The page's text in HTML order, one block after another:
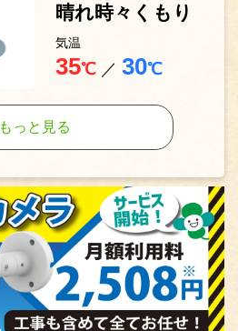
晴れ時々くもり
気温
35℃ ／ 30℃
もっと見る